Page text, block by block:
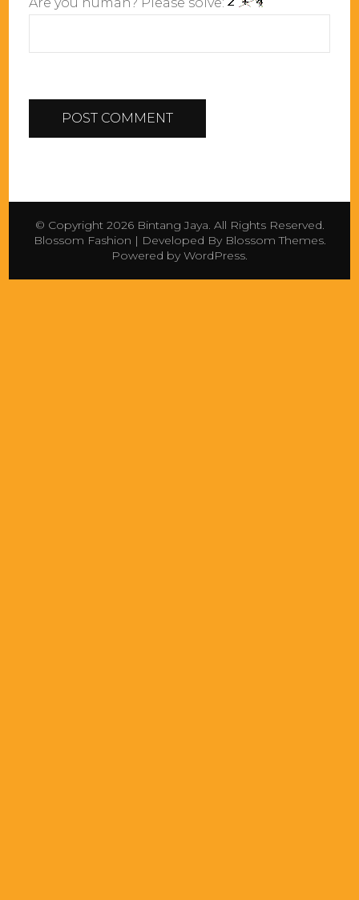
© Copyright 2026 Bintang Jaya . All Rights Reserved.
Blossom Fashion | Developed ByBlossom Themes.
Powered by WordPress